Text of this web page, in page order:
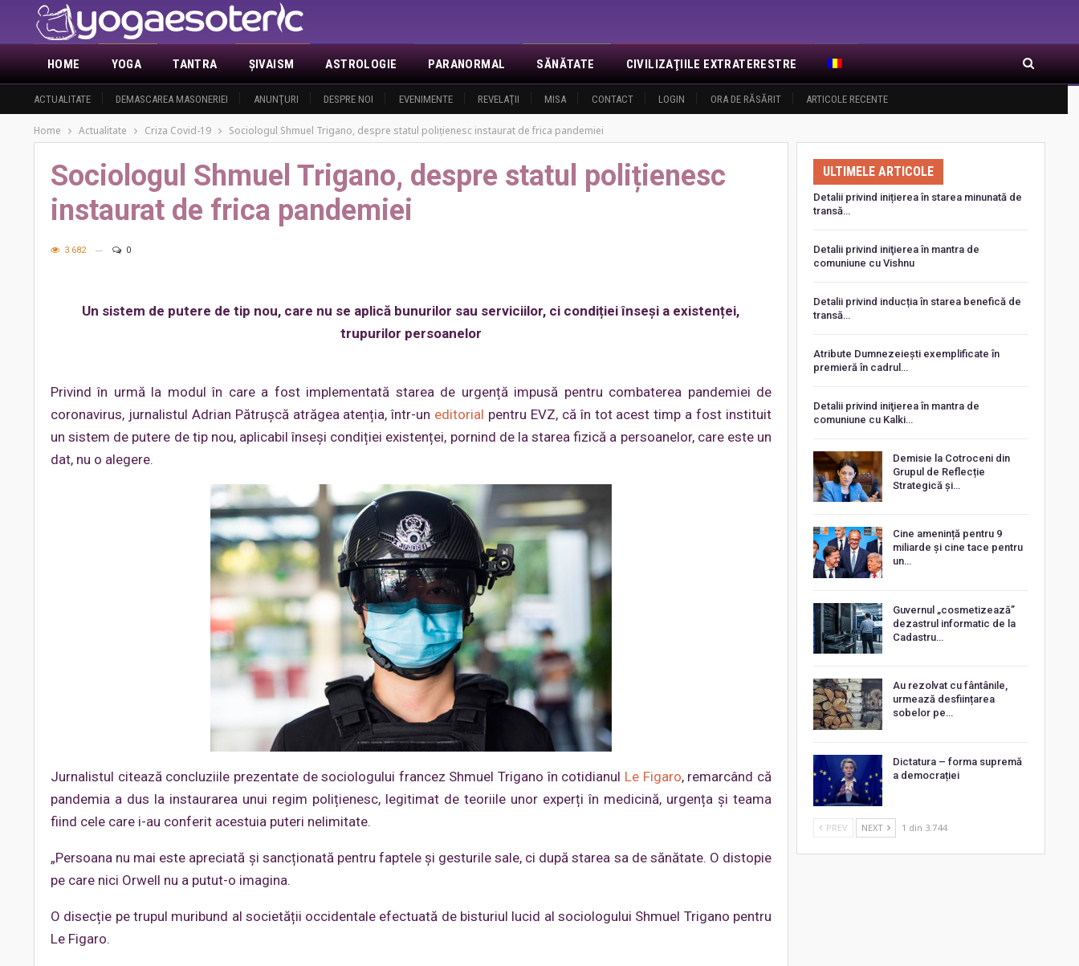
HOME
ACTUALITATE DEMASCAREA MASONERIEI ANUNŢURI DESPRE NOI EVENIMENTE REVELAŢII MISA CONTACT LOGIN ORA DE RĂSĂRIT ARTICOLE RECENTE
YOGA TANTRA ŞIVAISM ASTROLOGIE PARANORMAL SĂNĂTATE CIVILIZAŢIILE EXTRATERESTRE
Home Actualitate Criza Covid-19 Sociologul Shmuel Trigano, despre statul polițienesc instaurat de frica pandemiei
Sociologul Shmuel Trigano, despre statul polițienesc
instaurat de frica pandemiei
3.682 0
Un sistem de putere de tip nou, care nu se aplică bunurilor sau serviciilor, ci condiției înseși a existenței,
trupurilor persoanelor
Privind în urmă la modul în care a fost implementată starea de urgență impusă pentru combaterea pandemiei de
coronavirus, jurnalistul Adrian Pătrușcă atrăgea atenția, într-un editorial pentru EVZ, că în tot acest timp a fost instituit
un sistem de putere de tip nou, aplicabil înseși condiției existenței, pornind de la starea fizică a persoanelor, care este un
dat, nu o alegere.
Jurnalistul citează concluziile prezentate de sociologului francez Shmuel Trigano în cotidianul Le Figaro, remarcând că
pandemia a dus la instaurarea unui regim polițienesc, legitimat de teoriile unor experți în medicină, urgența și teama
fiind cele care i-au conferit acestuia puteri nelimitate.
„Persoana nu mai este apreciată și sancționată pentru faptele și gesturile sale, ci după starea sa de sănătate. O distopie
pe care nici Orwell nu a putut-o imagina.
O disecție pe trupul muribund al societății occidentale efectuată de bisturiul lucid al sociologului Shmuel Trigano pentru
Le Figaro.
ULTIMELE ARTICOLE
Detalii privind inițierea în starea minunată de
transă…
Detalii privind iniţierea în mantra de
comuniune cu Vishnu
Detalii privind inducția în starea benefică de
transă…
Atribute Dumnezeiești exemplificate în
premieră în cadrul…
Detalii privind iniţierea în mantra de
comuniune cu Kalki…
Demisie la Cotroceni din
Grupul de Reflecție
Strategică și…
Cine amenință pentru 9
miliarde și cine tace pentru
un…
Guvernul „cosmetizează”
dezastrul informatic de la
Cadastru…
Au rezolvat cu fântânile,
urmează desființarea
sobelor pe…
Dictatura – forma supremă
a democrației
PREV NEXT 1 din 3.744